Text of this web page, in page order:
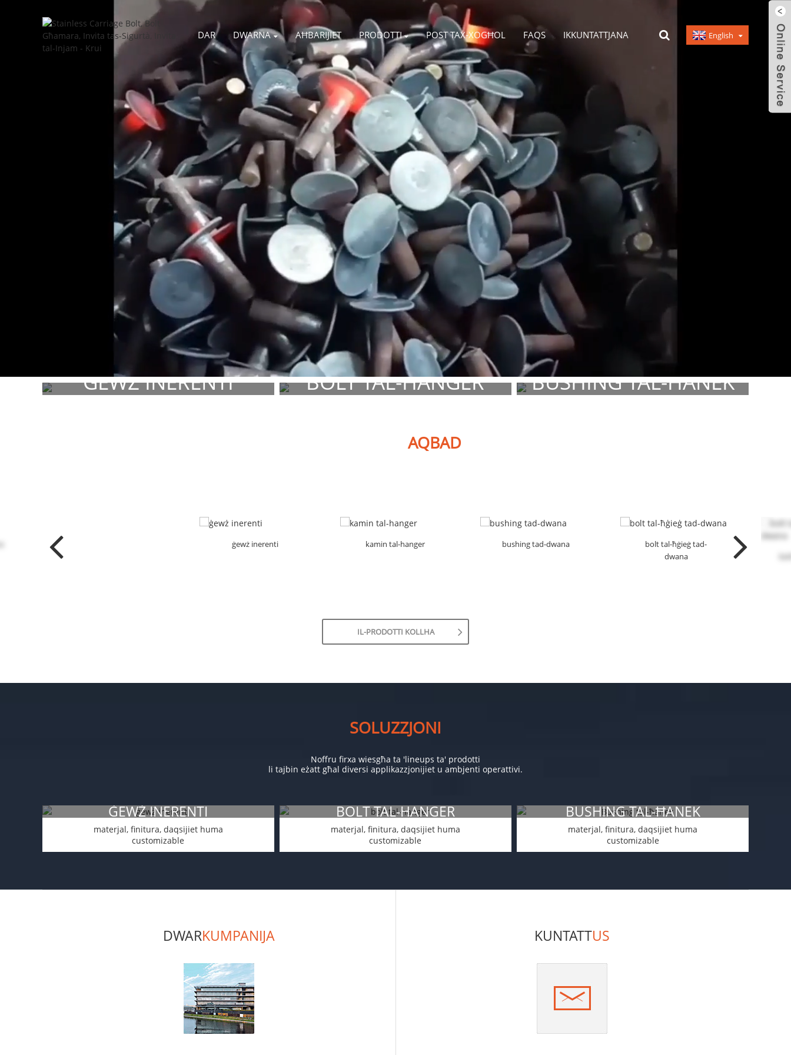
DAR DWARNA AĦBARIJIET PRODOTTI POST TAX-XOGĦOL FAQS IKKUNTATTJANA English
ĠEWŻ INERENTI BOLT TAL-HANGER BUSHING TAL-ĦANEK
AQBAD
ġewż inerenti kamin tal-hanger bushing tad-dwana
bolt tal-ħġieġ tad-
dwana
IL-PRODOTTI KOLLHA
SOLUZZJONI
Noffru firxa wiesgħa ta 'lineups ta' prodotti
li tajbin eżatt għal diversi applikazzjonijiet u ambjenti operattivi.
ĠEWŻ INERENTI
materjal, finitura, daqsijiet huma
customizable
BOLT TAL-HANGER
materjal, finitura, daqsijiet huma
customizable
BUSHING TAL-ĦANEK
materjal, finitura, daqsijiet huma
customizable
DWARKUMPANIJA KUNTATTUS